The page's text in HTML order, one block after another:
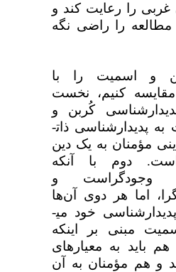
را رعایت کند و
را راضی نگه
و اسمیت را با
کنیم، نخست
کُربن و
پدیدارشناسی ذات­
مؤمنان به یک دین
است. دوم با آنکه
وجودگراست و
اما هر دوی آن‌ها
خود می­
مبنی بر اینکه
باید به معیارهای
و هم مؤمنان به آن